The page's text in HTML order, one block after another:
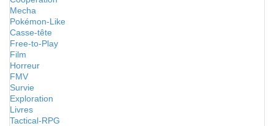
Mecha
Pokémon-Like
Casse-tête
Free-to-Play
Film
Horreur
FMV
Survie
Exploration
Livres
Tactical-RPG